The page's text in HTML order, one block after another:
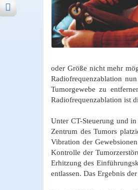
oder Größe nicht mehr
Radiofrequenzablation
Tumorgewebe zu
Radiofrequenzablation ist
Unter CT-Steuerung und
Zentrum des Tumors
Vibration der
Kontrolle der
Erhitzung des
entlassen. Das Ergebnis